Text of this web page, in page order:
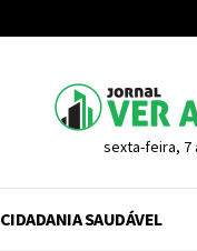
sexta-feira, 7
CIDADANIA SAUDÁVEL